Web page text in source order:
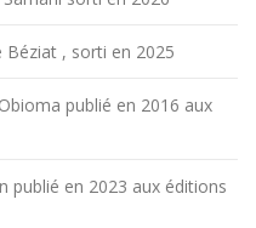
Béziat , sorti en 2025
publié en 2016 aux
publié en 2023 aux éditions